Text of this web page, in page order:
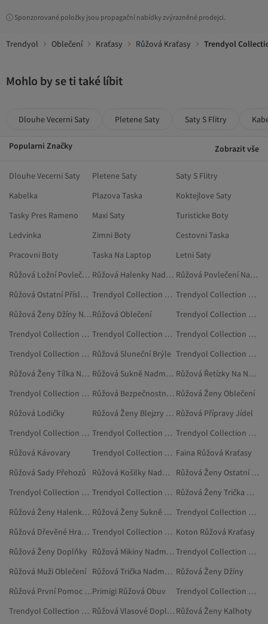
Sponzorované položky jsou propagační nabídky zvýrazněné prodejci.
Trendyol Oblečení Kraťasy Růžová Kraťasy Trendyol
Mohlo by se ti také líbit
Dlouhe Vecerni Saty Pletene Saty Saty S Flitry
Popularni Značky Zobrazit vše
Dlouhe Vecerni Saty Pletene Saty
Saty S Flitry
Kabelka
Plazova Taska
Koktejlove Saty
Tasky Pres Rameno
Maxi Saty
Turisticke Boty
Ledvinka
Zimni Boty
Cestovni Taska
Pracovni Boty
Taska Na Laptop
Letni Saty
Růžová Ložní Povlečení
Růžová Halenky Nadměrné Velikosti
Růžová Povlečení Na Jednolůžko
Růžová Ostatní Příslušenství
Trendyol Collection Růžová Kraťasy Capri A Bermudy
Trendyol Collection Růžová Kalhoty
Růžová Ženy Džíny Nadměrné VelikostiRůžová Oblečení
Trendyol Collection Červená Kraťasy
Trendyol Collection Růžová Halenky
Trendyol Collection Růžová Doplňky
Trendyol Collection Růžová Vesty
Trendyol Collection Růžová Trička Růžová Sluneční Brýle
Trendyol Collection Růžová Mikiny
Růžová Ženy Tílka Nadměrné Velikosti
Růžová Sukně Nadměrné Velikosti
Růžová Řetízky Na Nohu
Trendyol Collection Růžová Parea
Růžová Bezpečnostní Sady Růžová Ženy Oblečení
Růžová Lodičky
Růžová Ženy Blejzry Nadměrné Velikosti Růžová Přípravy Jídel
Trendyol Collection Vínová Kraťasy
Trendyol Collection Žlutá Kraťasy
Trendyol Collection Růžová Tílka
Růžová Kávovary
Trendyol Collection Oranžová Kraťasy Faina Růžová Kraťasy
Růžová Sady Přehozů
Růžová Košilky Nadměrné Velikosti
Růžová Ženy Ostatní Příslušenství
Trendyol Collection Růžová Blejzry A Vesty
Trendyol Collection Růžová Šaty
Růžová Ženy Trička Nadměrné Velikosti
Růžová Ženy Halenky Nadměrné Velikosti
Růžová Ženy Sukně Nadměrné Velikosti
Trendyol Collection Béžová Kraťasy
Růžová Dřevěné Hračky
Trendyol Collection Růžová Plážové Oblečení Koton Růžová Kraťasy
Růžová Ženy Doplňky
Růžová Mikiny Nadměrné Velikosti
Trendyol Collection Růžová Kombinézy
Růžová Muži Oblečení
Růžová Trička Nadměrné Velikosti Růžová Ženy Džíny
Růžová První Pomoc A BezpečnostPrimigi Růžová Obuv
Trendyol Collection Zelená Kraťasy
Trendyol Collection Růžová Body
Růžová Vlasové Doplňky Růžová Ženy Kalhoty